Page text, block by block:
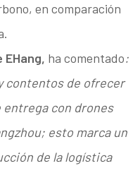
en comparación
EHang, ha comentado:
contentos de ofrecer
con drones
esto marca un
de la logística